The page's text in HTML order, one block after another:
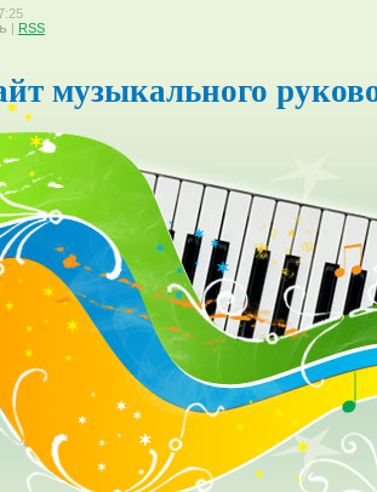
| RSS
музыкального